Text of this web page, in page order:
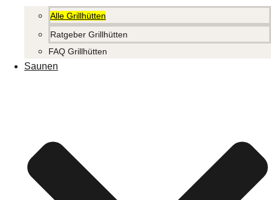
Alle Grillhütten
Ratgeber Grillhütten
FAQ Grillhütten
Saunen